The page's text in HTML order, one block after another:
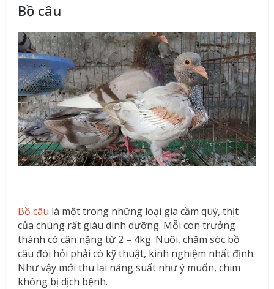
Bồ câu
Bồ câu là một trong những loại gia cầm quý, thịt
của chúng rất giàu dinh dưỡng. Mỗi con trưởng
thành có cân nặng từ 2 – 4kg. Nuôi, chăm sóc bồ
câu đòi hỏi phải có kỹ thuật, kinh nghiệm nhất định.
Như vậy mới thu lại năng suất như ý muốn, chim
không bị dịch bệnh.